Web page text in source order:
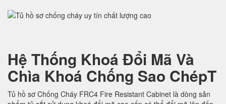
Hệ Thống Khoá Đổi Mã Và
Chìa Khoá Chống Sao ChépT
Tủ hồ sơ Chống Cháy FRC4 Fire Resistant Cabinet là dòng sản